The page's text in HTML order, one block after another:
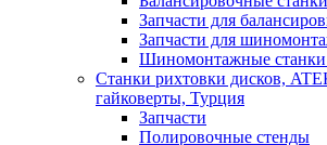
Запчасти для
Запчасти для
Шиномонтажные
Станки рихтовки дисков,
гайковерты, Турция
Запчасти
Полировочные стенды